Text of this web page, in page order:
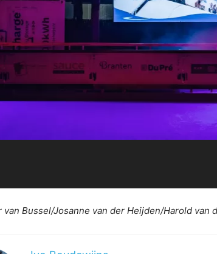
van Bussel/Josanne van der Heijden/Harold van